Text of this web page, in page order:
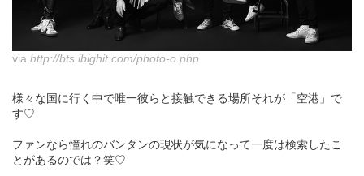
via http://bts.ibighit.com/photo-o.php
様々な国に行く中で唯一彼らと接触できる場所それが「空港」で
す♡
ファンなら憧れのバンタンの現状が気になって一度は検索したこ
とがあるのでは？笑♡